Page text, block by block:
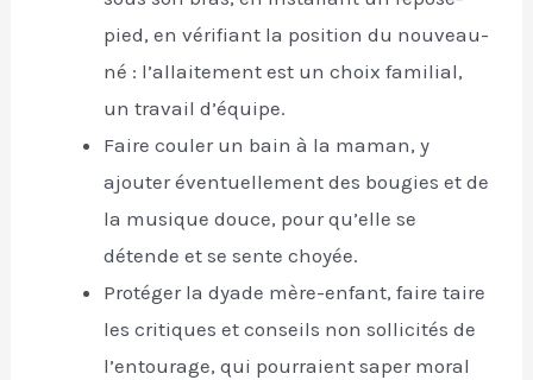
pied, en vérifiant la position du nouveau-
né : l’allaitement est un choix familial,
un travail d’équipe.
Faire couler un bain à la maman, y
ajouter éventuellement des bougies et de
la musique douce, pour qu’elle se
détende et se sente choyée.
Protéger la dyade mère-enfant, faire taire
les critiques et conseils non sollicités de
l’entourage, qui pourraient saper moral